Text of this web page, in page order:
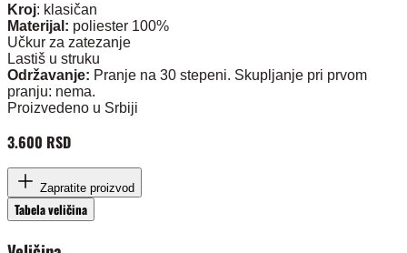
Kroj: klasičan
Materijal: poliester 100%
Učkur za zatezanje
Lastiš u struku
Održavanje: Pranje na 30 stepeni. Skupljanje pri prvom
pranju: nema.
Proizvedeno u Srbiji
3.600 RSD
Zapratite proizvod
Tabela veličina